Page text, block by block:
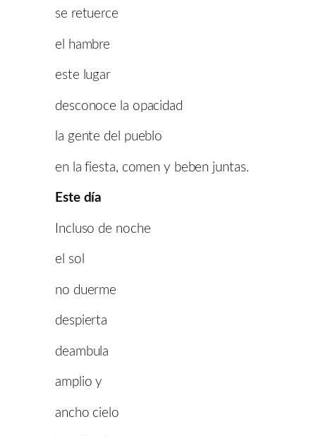
se retuerce
el hambre
este lugar
desconoce la opacidad
la gente del pueblo
en la fiesta, comen y beben juntas.
Este día
Incluso de noche
el sol
no duerme
despierta
deambula
amplio y
ancho cielo